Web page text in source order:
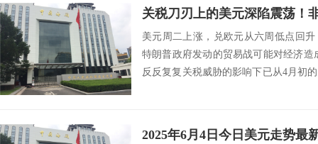
美元周二上涨，兑欧元从六周低点回
特朗普政府发动的贸易战可能对经济
反反复复关税威胁的影响下已从4月初
2025年6月4日今日美元走势最